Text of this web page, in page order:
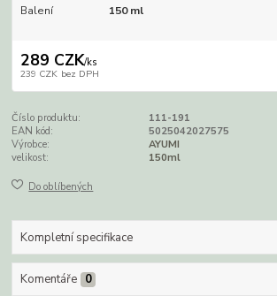
Balení
150 ml
289 CZK/ks
239 CZK bez DPH
Číslo produktu:
111-191
EAN kód:
5025042027575
Výrobce:
AYUMI
velikost:
150ml
Do oblíbených
Kompletní specifikace
Komentáře 0